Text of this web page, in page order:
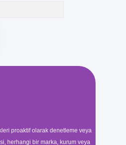
proaktif olarak denetleme veya
herhangi bir marka, kurum veya